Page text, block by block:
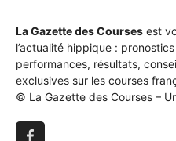
La Gazette des Courses est
l’actualité hippique :
performances, résultats,
exclusives sur les courses
© La Gazette des Courses –